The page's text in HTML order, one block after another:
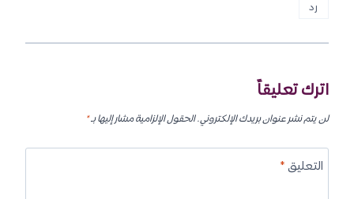
رد
اترك تعليقاً
لن يتم نشر عنوان بريدك الإلكتروني.الحقول الإلزامية مشار إليها بـ*
التعليق*